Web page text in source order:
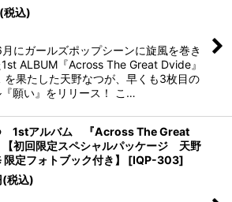
(税込)
にガールズポップシーンに旋風を巻き
ALBUM『Across The Great Dvide』
を果たした天野なつが、早くも3枚目の
願い』をリリース！ こ…
1stアルバム 『Across The Great
初回限定スペシャルパッケージ 天野
定フォトブック付き】
[IQP-303]
(税込)